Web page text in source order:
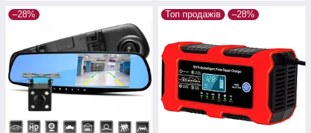
–28% Топ продажів –28%